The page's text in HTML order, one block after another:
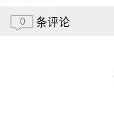
0 条评论